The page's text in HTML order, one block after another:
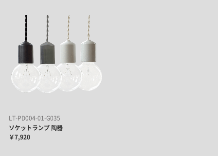
LT-PD004-01-G035
ソケットランプ 陶器
￥7,920